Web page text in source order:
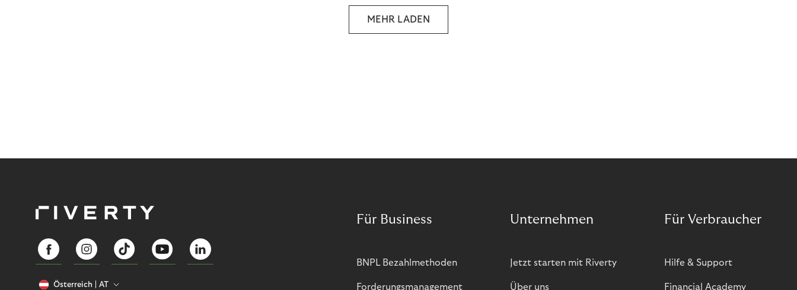
MEHR LADEN
Österreich AT
Für Business
BNPL Bezahlmethoden
Forderungsmanagement
Unternehmen
Jetzt starten mit Riverty
Über uns
Für Verbraucher
Hilfe & Support
Financial Academy